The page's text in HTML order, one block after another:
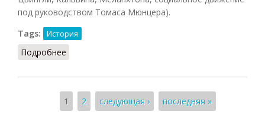
под руководством Томаса Мюнцера).
Tags:
История
Подробнее
Страницы
1 2 следующая › последняя »